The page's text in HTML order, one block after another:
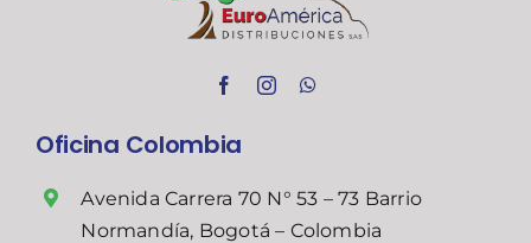
Oficina Colombia
Avenida Carrera 70 N° 53 – 73 Barrio
Normandía, Bogotá – Colombia